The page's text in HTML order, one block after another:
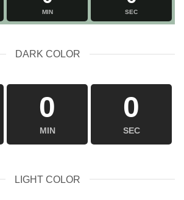
MIN SEC
DARK COLOR
0
MIN
0
SEC
LIGHT COLOR